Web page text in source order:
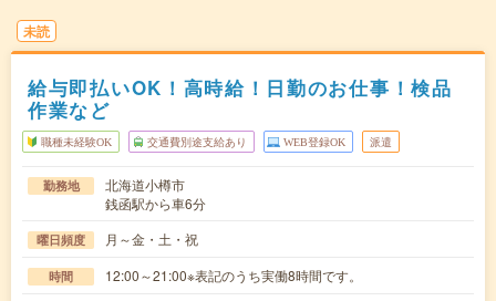
未読
給与即払いOK！高時給！日勤のお仕事！検品
作業など
職種未経験OK 交通費別途支給あり WEB登録OK 派遣
勤務地
北海道小樽市
銭函駅から車6分
曜日頻度 月～金・土・祝
時間 12:00～21:00※表記のうち実働8時間です。